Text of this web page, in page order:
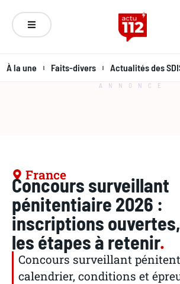
À la une Faits-divers Actualités des
ANNONCE
France
Concours surveillant
pénitentiaire 2026 :
inscriptions
les étapes à retenir.
Concours surveillant
calendrier, conditions et